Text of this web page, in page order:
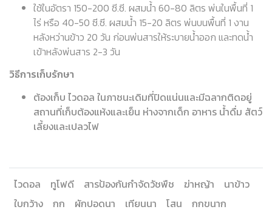
ใช้ในอัตรา 150-200 ซี.ซี. ผสมน้ำ 60-80 ลิตร พ่นในพื้นที่ 1
ไร่ หรือ 40-50 ซี.ซี. ผสมน้ำ 15-20 ลิตร พ่นบนพื้นที่ 1 งาน
หลังหว่านข้าว 20 วัน ก่อนพ่นสารให้ระบายน้ำออก และทดน้ำ
เข้าหลังพ่นสาร 2-3 วัน
วิธีการเก็บรักษา
ต้องเก็บ ไวดอล ในภาชนะเดิมที่ปิดแน่นและมีฉลากติดอยู่
สถานที่เก็บต้องแห้งและเย็น ห่างจากเด็ก อาหาร น้ำดื่ม สัตว์
เลี้ยงและเปลวไฟ
ไวดอล ทูโฟดี สารป้องกันกำจัดวัชพืช ฆ่าหญ้า
นาข้าว
ใบกว้าง
กก ผักปอดนา เทียนนา โสน
กกขนาก